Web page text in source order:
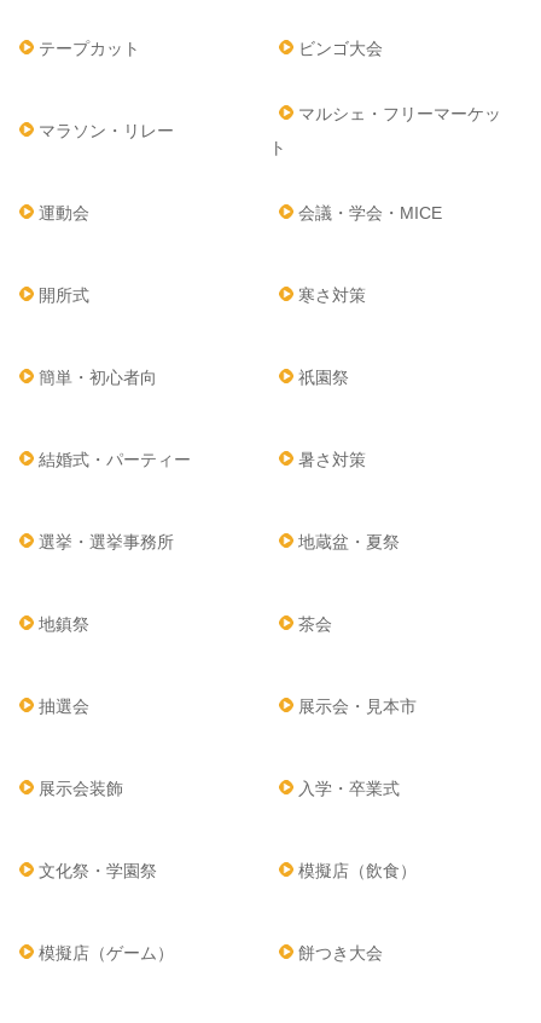
テープカット ビンゴ大会
マラソン・リレー
マルシェ・フリーマーケッ
ト
運動会 会議・学会・MICE
開所式 寒さ対策
簡単・初心者向 祇園祭
結婚式・パーティー 暑さ対策
選挙・選挙事務所 地蔵盆・夏祭
地鎮祭 茶会
抽選会 展示会・見本市
展示会装飾 入学・卒業式
文化祭・学園祭 模擬店（飲食）
模擬店（ゲーム） 餅つき大会